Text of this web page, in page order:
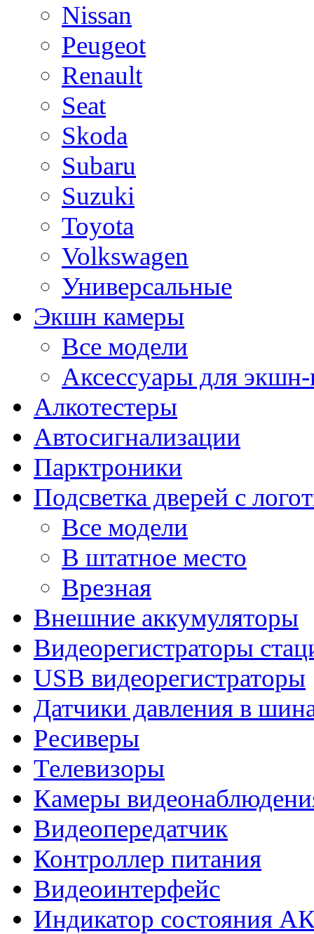
Nissan
Peugeot
Renault
Seat
Skoda
Subaru
Suzuki
Toyota
Volkswagen
Универсальные
Экшн камеры
Все модели
Аксессуары для
Алкотестеры
Автосигнализации
Парктроники
Подсветка дверей с
Все модели
В штатное место
Врезная
Внешние аккумуляторы
Видеорегистраторы
USB видеорегистраторы
Датчики давления в
Ресиверы
Телевизоры
Камеры
Видеопередатчик
Контроллер питания
Видеоинтерфейс
Индикатор состояния